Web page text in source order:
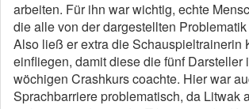
arbeiten. Für ihn war wichtig, echte
die alle von der dargestellten
Also ließ er extra die Schauspieltrainerin
einfliegen, damit diese die fünf Darsteller
wöchigen Crashkurs coachte. Hier war
Sprachbarriere problematisch, da Litwak